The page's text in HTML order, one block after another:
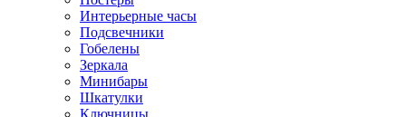
Интерьерные часы
Подсвечники
Гобелены
Зеркала
Минибары
Шкатулки
Ключницы